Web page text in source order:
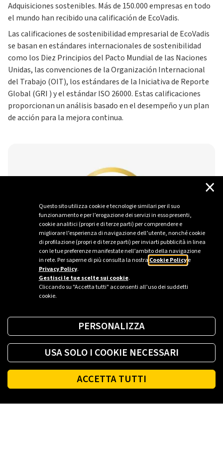
Questo sito utilizza cookie e tecnologie similari per il suo
funzionamento e per l’erogazione dei servizi in esso presenti,
cookie analitici (propri e di terze parti) per comprendere e
migliorare l’esperienza di navigazione dell’utente, nonché cookie
di profilazione (propri e di terze parti) per inviarti pubblicità in linea
con le tue preferenze manifestate nell’ambito della navigazione
in rete. Per saperne di più consulta la nostra Cookie Policye
Privacy Policy.
Gestisci le tue scelte sui cookie.
Cliccando su "Accetta tutti" acconsenti all’uso dei suddetti
cookie.
×
PERSONALIZZA
USA SOLO I COOKIE NECESSARI
ACCETTA TUTTI
Adquisiciones sostenibles. Más de 150.000 empresas en todo
el mundo han recibido una calificación de EcoVadis.
Las calificaciones de sostenibilidad empresarial de EcoVadis
se basan en estándares internacionales de sostenibilidad
como los Diez Principios del Pacto Mundial de las Naciones
Unidas, las convenciones de la Organización Internacional
del Trabajo (OIT), los estándares de la Iniciativa de Reporte
Global (GRI ) y el estándar ISO 26000. Estas calificaciones
proporcionan un análisis basado en el desempeño y un plan
de acción para la mejora continua.
Descubre más aquí